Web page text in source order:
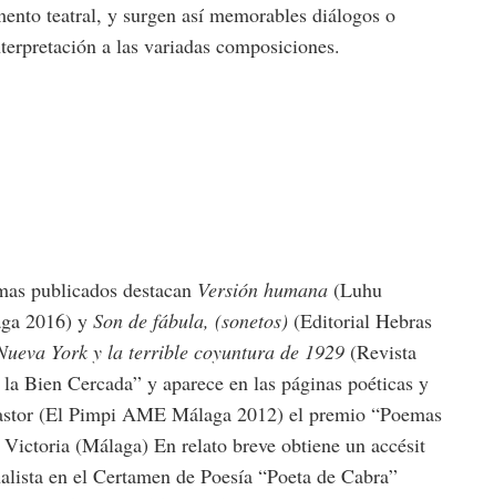
teatral, y surgen así memorables diálogos o
a las variadas composiciones.
publicados destacan Versión humana (Luhu
2016) y Son de fábula, (sonetos) (Editorial Hebras
York y la terrible coyuntura de 1929 (Revista
Bien Cercada” y aparece en las páginas poéticas y
(El Pimpi AME Málaga 2012) el premio “Poemas
(Málaga) En relato breve obtiene un accésit
en el Certamen de Poesía “Poeta de Cabra”